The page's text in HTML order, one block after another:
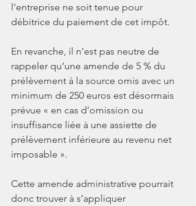
l’entreprise ne soit tenue pour
débitrice du paiement de cet impôt.
En revanche, il n’est pas neutre de
rappeler qu’une amende de 5 % du
prélèvement à la source omis avec un
minimum de 250 euros est désormais
prévue « en cas d’omission ou
insuffisance liée à une assiette de
prélèvement inférieure au revenu net
imposable ».
Cette amende administrative pourrait
donc trouver à s’appliquer